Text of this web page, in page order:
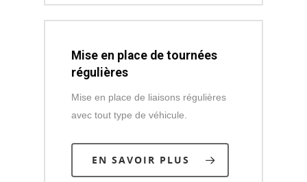
Mise en place de tournées
régulières
Mise en place de liaisons régulières
avec tout type de véhicule.
EN SAVOIR PLUS